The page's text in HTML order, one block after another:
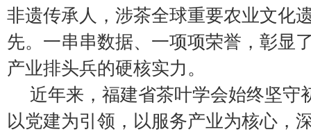
非遗传承人，涉茶全球重要农业文化
先。一串串数据、一项项荣誉，彰显
产业排头兵的硬核实力。
近年来，福建省茶叶学会始终坚守
以党建为引领，以服务产业为核心，